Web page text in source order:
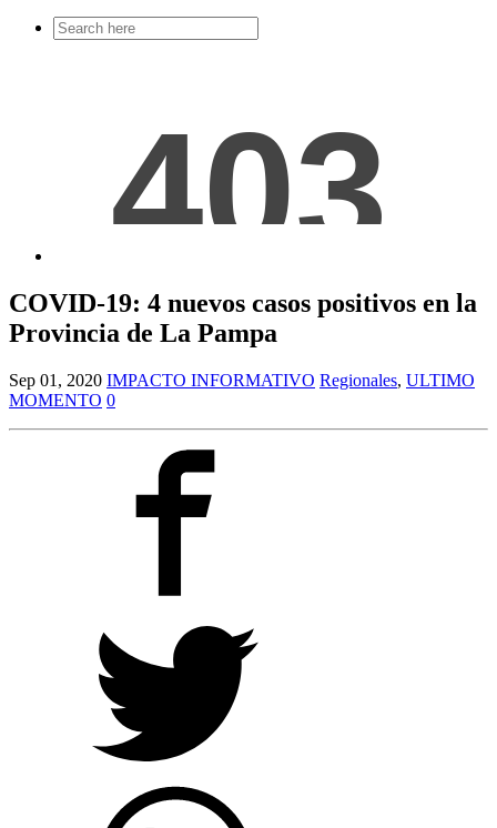
Search
for:
COVID-19: 4 nuevos casos positivos en la
Provincia de La Pampa
Sep 01, 2020 IMPACTO INFORMATIVO Regionales, ULTIMO
MOMENTO 0